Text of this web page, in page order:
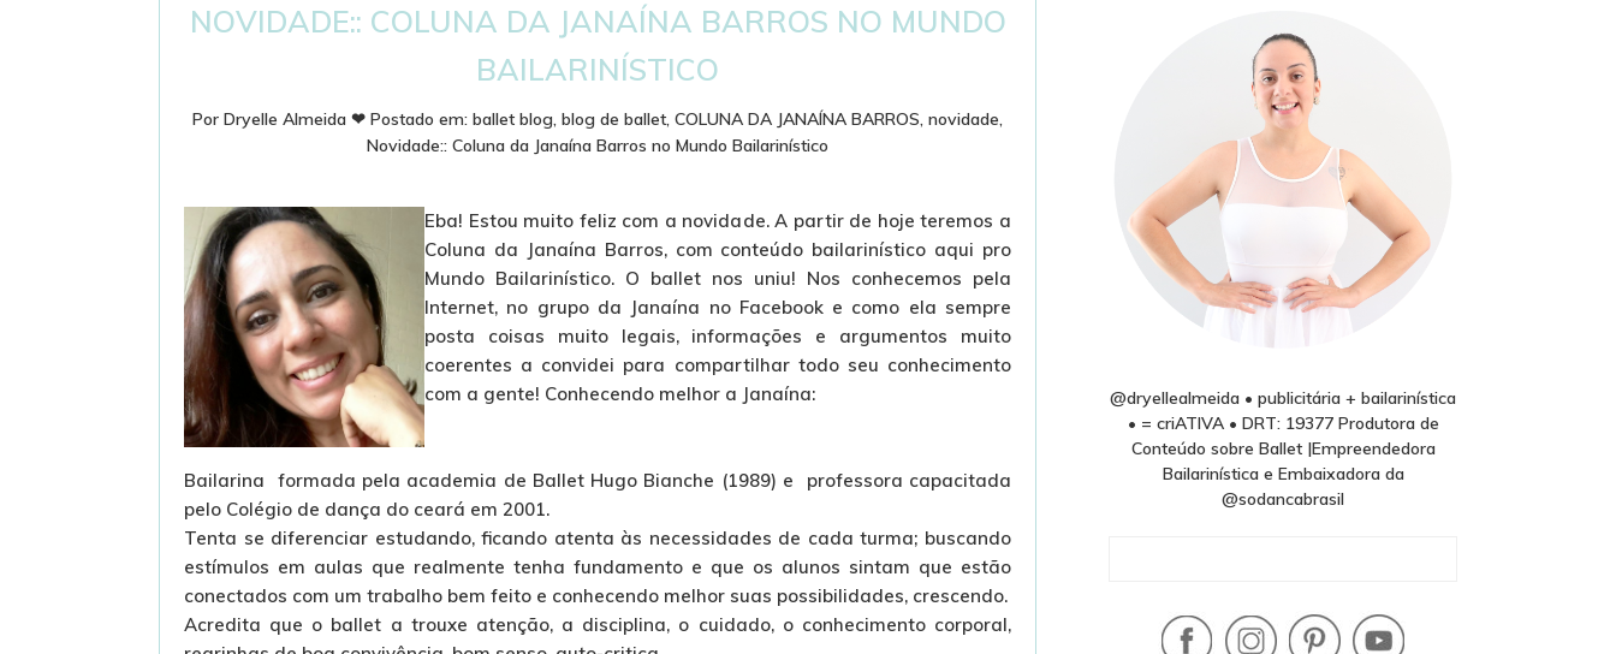
NOVIDADE:: COLUNA DA JANAÍNA BARROS NO MUNDO
BAILARINÍSTICO
Por Dryelle Almeida ❤ Postado em: ballet blog, blog de ballet, COLUNA DA JANAÍNA BARROS, novidade,
Novidade:: Coluna da Janaína Barros no Mundo Bailarinístico
Eba! Estou muito feliz com a novidade. A partir de hoje teremos a
Coluna da Janaína Barros, com conteúdo bailarinístico aqui pro
Mundo Bailarinístico. O ballet nos uniu! Nos conhecemos pela
Internet, no grupo da Janaína no Facebook e como ela sempre
posta coisas muito legais, informações e argumentos muito
coerentes a convidei para compartilhar todo seu conhecimento
com a gente! Conhecendo melhor a Janaína:
Bailarina formada pela academia de Ballet Hugo Bianche (1989) e professora capacitada
pelo Colégio de dança do ceará em 2001.
Tenta se diferenciar estudando, ficando atenta às necessidades de cada turma; buscando
estímulos em aulas que realmente tenha fundamento e que os alunos sintam que estão
conectados com um trabalho bem feito e conhecendo melhor suas possibilidades, crescendo.
Acredita que o ballet a trouxe atenção, a disciplina, o cuidado, o conhecimento corporal,
@dryellealmeida • publicitária + bailarinística
• = criATIVA • DRT: 19377 Produtora de
Conteúdo sobre Ballet |Empreendedora
Bailarinística e Embaixadora da
@sodancabrasil